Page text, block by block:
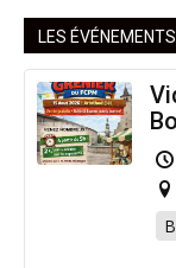
LES